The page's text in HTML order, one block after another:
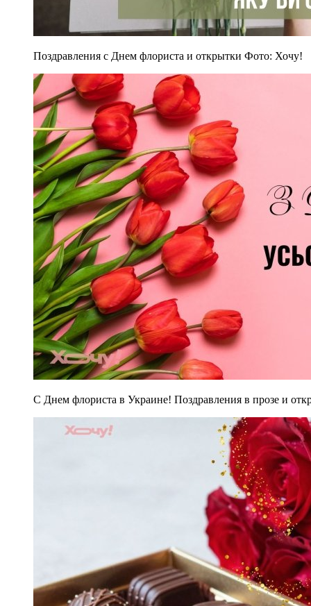
Поздравления с Днем флориста и открытки Фото: Хочу!
С Днем флориста в Украине! Поздравления в прозе и